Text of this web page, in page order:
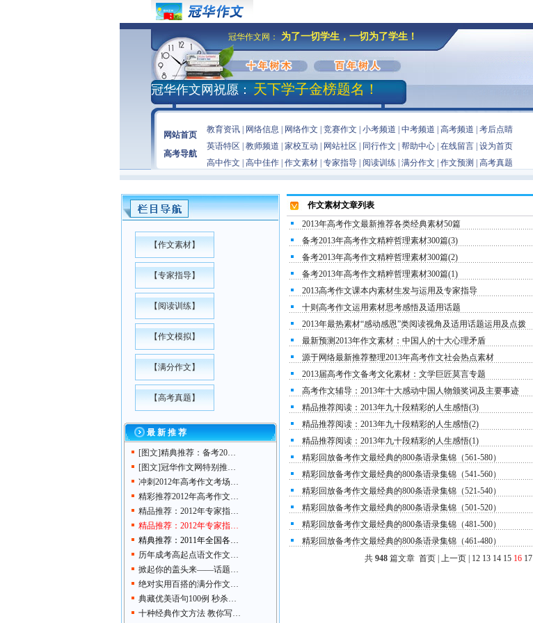
冠华作文网： 为了一切学生，一切为了学生！
冠华作文网祝愿： 天下学子金榜题名！
网站首页
高考导航
教育资讯| 网络信息 网络作文 竞赛作文 小考频道 中考频道 高考频道
考后点睛
英语特区
教师频道 家校互动 网站社区 同行作文 帮助中心| 在线留言| 设为首页
高中作文
高中佳作| 作文素材| 专家指导| 阅读训练| 满分作文 作文预测 高考真题
【作文素材】
【专家指导】
【 阅读训练】
【作文模拟】
【满分作文 】
【高考真题 】
最 新 推 荐
[图文]精典推荐：备考20…
[图文]冠华作文网特别推…
冲刺2012年高考作文考场…
精彩推荐2012年高考作文…
精品推荐：2012年专家指…
精品推荐：2012年专家指…
精典推荐：2011年全国各…
历年成考高起点语文作文…
掀起你的盖头来——话题…
绝对实用百搭的满分作文…
典藏优美语句100例 秒杀…
十种经典作文方法 教你写…
作文素材文章列表
2013年高考作文最新推荐各类经典素材50篇
备考2013年高考作文精粹哲理素材300篇(3)
备考2013年高考作文精粹哲理素材300篇(2)
备考2013年高考作文精粹哲理素材300篇(1)
2013高考作文课本内素材生发与运用及专家指导
十则高考作文运用素材思考感悟及适用话题
2013年最热素材“感动感恩”类阅读视角及适用话题运用及点拨
最新预测2013年作文素材：中国人的十大心理矛盾
源于网络最新推荐整理2013年高考作文社会热点素材
2013届高考作文备考文化素材：文学巨匠莫言专题
高考作文辅导：2013年十大感动中国人物颁奖词及主要事迹
精品推荐阅读：2013年九十段精彩的人生感悟(3)
精品推荐阅读：2013年九十段精彩的人生感悟(2)
精品推荐阅读：2013年九十段精彩的人生感悟(1)
精彩回放备考作文最经典的800条语录集锦（561-580）
精彩回放备考作文最经典的800条语录集锦（541-560）
精彩回放备考作文最经典的800条语录集锦（521-540）
精彩回放备考作文最经典的800条语录集锦（501-520）
精彩回放备考作文最经典的800条语录集锦（481-500）
精彩回放备考作文最经典的800条语录集锦（461-480）
共 948篇文章 首页| 上一页| 12 13 14 15 16 17